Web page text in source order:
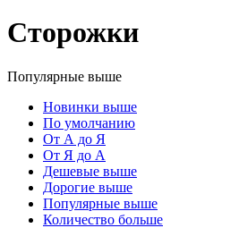
Сторожки
Популярные выше
Новинки выше
По умолчанию
От А до Я
От Я до А
Дешевые выше
Дорогие выше
Популярные выше
Количество больше